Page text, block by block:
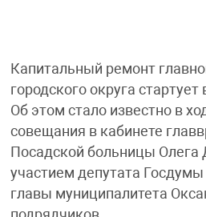
Капитальный ремонт
городского округа
Об этом стало известно в
совещания в кабинете
Посадской больницы Олега
участием депутата
главы муниципалитета